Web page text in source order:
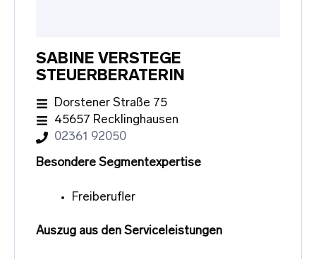
SABINE VERSTEGE
STEUERBERATERIN
Dorstener Straße 75
45657 Recklinghausen
02361 92050
Besondere Segmentexpertise
Freiberufler
Auszug aus den Serviceleistungen